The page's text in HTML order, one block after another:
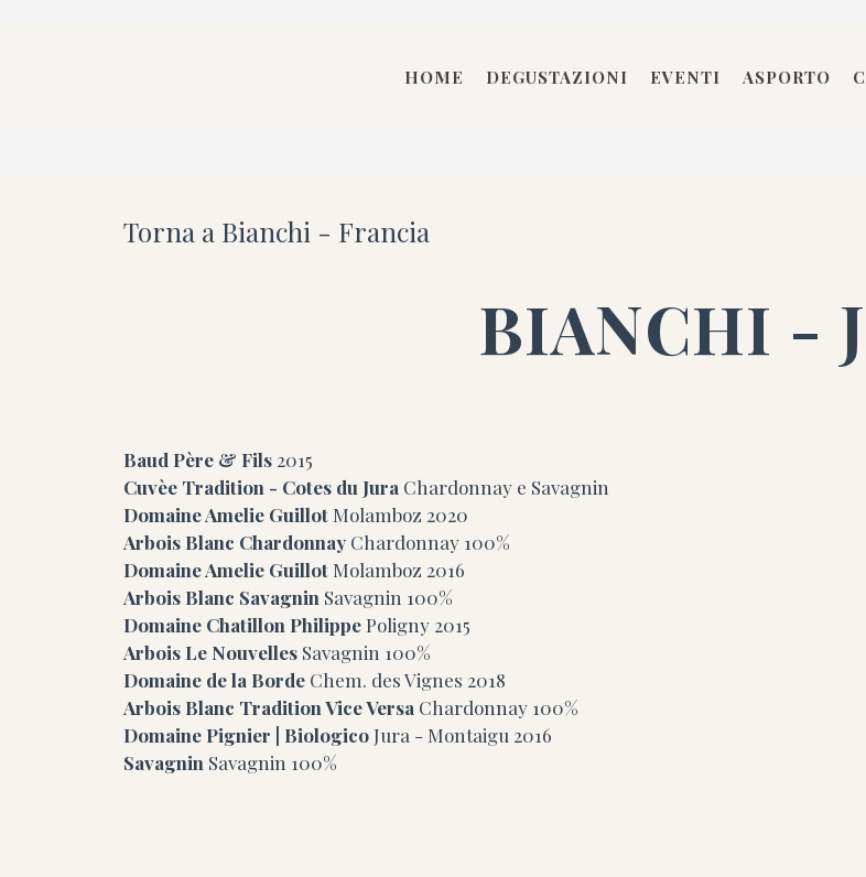
HOME DEGUSTAZIONI EVENTI ASPORTO
Torna a Bianchi - Francia
BIANCHI -
Baud Père & Fils 2015
Cuvèe Tradition - Cotes du Jura Chardonnay e Savagnin
Domaine Amelie Guillot Molamboz 2020
Arbois Blanc Chardonnay Chardonnay 100%
Domaine Amelie Guillot Molamboz 2016
Arbois Blanc Savagnin Savagnin 100%
Domaine Chatillon Philippe Poligny 2015
Arbois Le Nouvelles Savagnin 100%
Domaine de la Borde Chem. des Vignes 2018
Arbois Blanc Tradition Vice Versa Chardonnay 100%
Domaine Pignier | BiologicoJura - Montaigu 2016
Savagnin Savagnin 100%